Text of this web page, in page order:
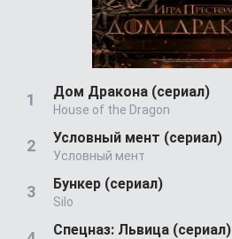
Дом Дракона (сериал)
House of the Dragon
Условный мент (сериал)
Условный мент
Бункер (сериал)
Silo
Спецназ: Львица (сериал)